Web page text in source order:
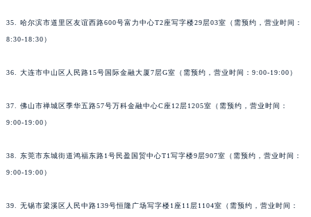
35. 哈尔滨市道里区友谊西路600号富力中心T2座写字楼29层03室（需预约，营业时间：
8:30-18:30）
36. 大连市中山区人民路15号国际金融大厦7层G室（需预约，营业时间：9:00-19:00）
37. 佛山市禅城区季华五路57号万科金融中心C座12层1205室（需预约，营业时间：
9:00-19:00）
38. 东莞市东城街道鸿福东路1号民盈国贸中心T1写字楼9层907室（需预约，营业时间：
9:00-19:00）
39. 无锡市梁溪区人民中路139号恒隆广场写字楼1座11层1104室（需预约，营业时间：